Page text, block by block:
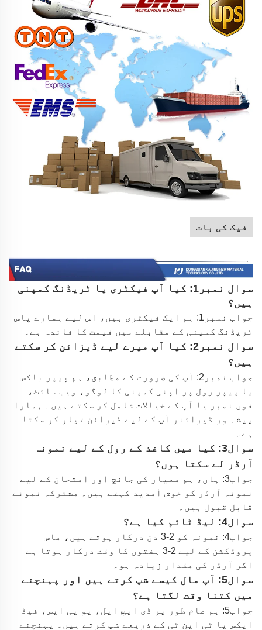
فیک کی بات
سوال نمبر1: کیا آپ فیکٹری یا ٹریڈنگ کمپنی
ہیں؟
جواب نمبر1: ہم ایک فیکٹری ہیں، اس لیے ہمارے پاس
ٹریڈنگ کمپنی کے مقابلے میں قیمت کا فائدہ ہے۔
سوال نمبر2: کیا آپ میرے لیے ڈیزائن کر سکتے
ہیں؟
جواب نمبر2: آپ کی ضرورت کے مطابق، ہم پیپر باکس
یا پیپر رول پر اپنی کمپنی کا لوگو، ویب سائٹ،
فون نمبر یا آپ کے خیالات شامل کر سکتے ہیں۔ ہمارا
پیشہ ور ڈیزائنر آپ کے لیے ڈیزائن تیار کر سکتا
ہے۔
سوال3: کیا میں کاغذ کے رول کے لیے نمونہ
آرڈر لے سکتا ہوں؟
جواب3: ہاں، ہم معیار کی جانچ اور امتحان کے لیے
نمونہ آرڈر کو خوش آمدید کہتے ہیں۔ مشترکہ نمونے
قابل قبول ہیں۔
سوال4: لیڈ ٹائم کیا ہے؟
جواب4: نمونہ کو 2-3 دن درکار ہوتے ہیں، ماس
پروڈکشن کے لیے 2-3 ہفتوں کا وقت درکار ہوتا ہے
اگر آرڈر کی مقدار زیادہ ہو۔
سوال5: آپ مال کیسے شپ کرتے ہیں اور پہنچنے
میں کتنا وقت لگتا ہے؟
جواب5: ہم عام طور پر ڈی ایچ ایل، یو پی ایس، فیڈ
ایکس یا ٹی این ٹی کے ذریعے شپ کرتے ہیں۔ پہنچنے